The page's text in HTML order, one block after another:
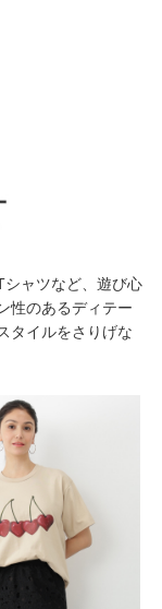
ャツなど、遊び心
性のあるディテー
タイルをさりげな